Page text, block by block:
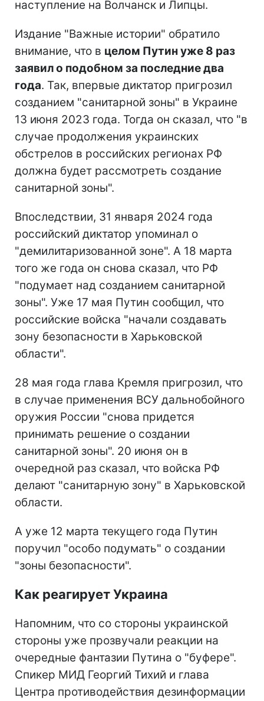
наступление на Волчанск и Липцы.
Издание "Важные истории" обратило
внимание, что в целом Путин уже 8 раз
заявил о подобном за последние два
года. Так, впервые диктатор пригрозил
созданием "санитарной зоны" в Украине
13 июня 2023 года. Тогда он сказал, что "в
случае продолжения украинских
обстрелов в российских регионах РФ
должна будет рассмотреть создание
санитарной зоны".
Впоследствии, 31 января 2024 года
российский диктатор упоминал о
"демилитаризованной зоне". А 18 марта
того же года он снова сказал, что РФ
"подумает над созданием санитарной
зоны". Уже 17 мая Путин сообщил, что
российские войска "начали создавать
зону безопасности в Харьковской
области".
28 мая года глава Кремля пригрозил, что
в случае применения ВСУ дальнобойного
оружия России "снова придется
принимать решение о создании
санитарной зоны". 20 июня он в
очередной раз сказал, что войска РФ
делают "санитарную зону" в Харьковской
области.
А уже 12 марта текущего года Путин
поручил "особо подумать" о создании
"зоны безопасности".
Как реагирует Украина
Напомним, что со стороны украинской
стороны уже прозвучали реакции на
очередные фантазии Путина о "буфере".
Спикер МИД Георгий Тихий и глава
Центра противодействия дезинформации